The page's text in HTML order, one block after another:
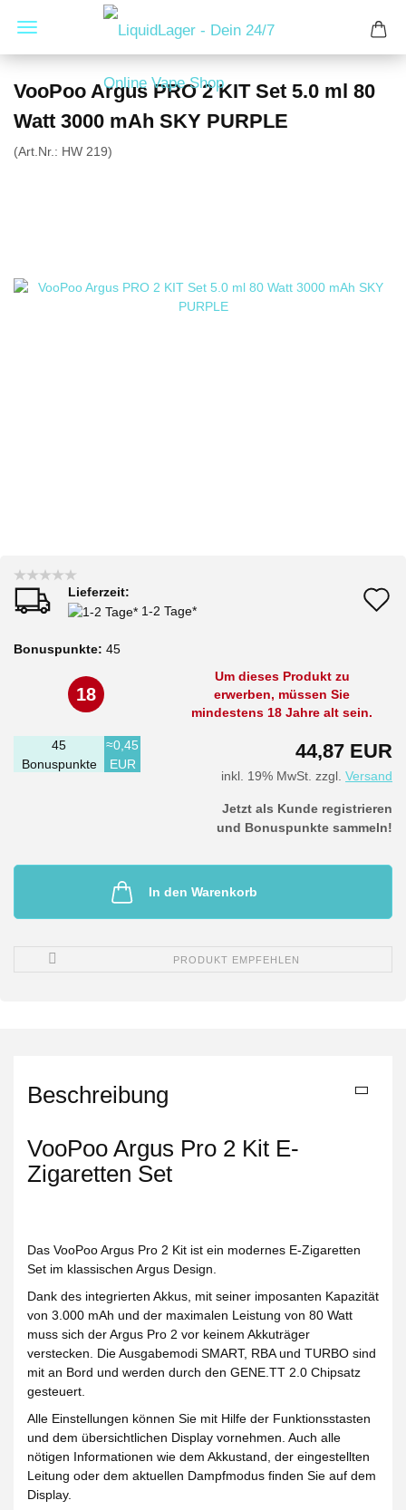
VooPoo Argus PRO 2 KIT Set 5.0 ml 80
Watt 3000 mAh SKY PURPLE
(Art.Nr.: HW 219)
Lieferzeit:
1-2 Tage*
Bonuspunkte: 45
18
Um dieses Produkt zu
erwerben, müssen Sie
mindestens 18 Jahre alt sein.
44,87 EUR
inkl. 19% MwSt. zzgl. Versand
45
Bonuspunkte
≈0,45
EUR
Jetzt als Kunde registrieren
und Bonuspunkte sammeln!
In den Warenkorb
PRODUKT EMPFEHLEN
Beschreibung
VooPoo Argus Pro 2 Kit E-
Zigaretten Set
Das VooPoo Argus Pro 2 Kit ist ein modernes E-Zigaretten
Set im klassischen Argus Design.
Dank des integrierten Akkus, mit seiner imposanten Kapazität
von 3.000 mAh und der maximalen Leistung von 80 Watt
muss sich der Argus Pro 2 vor keinem Akkuträger
verstecken. Die Ausgabemodi SMART, RBA und TURBO sind
mit an Bord und werden durch den GENE.TT 2.0 Chipsatz
gesteuert.
Alle Einstellungen können Sie mit Hilfe der Funktionsstasten
und dem übersichtlichen Display vornehmen. Auch alle
nötigen Informationen wie dem Akkustand, der eingestellten
Leitung oder dem aktuellen Dampfmodus finden Sie auf dem
Display.